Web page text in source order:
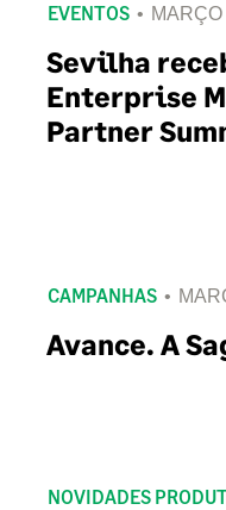
EVENTOS
Sevilha
Enterprise
Partner
CAMPANHAS
Avance. A
NOVIDADES